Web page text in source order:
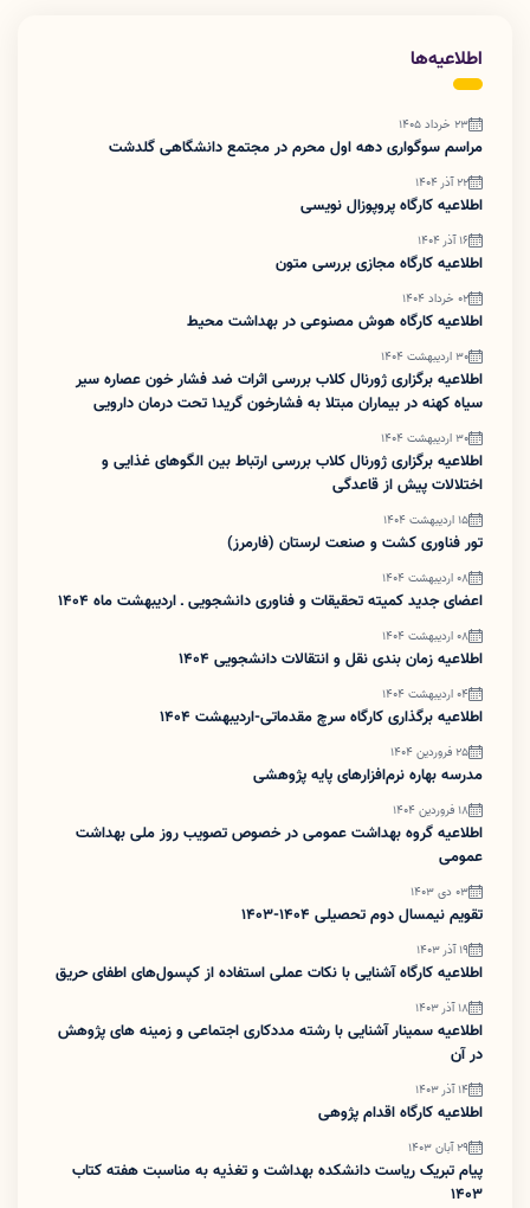
اطلاعیه‌ها
23 خرداد 1405
مراسم سوگواری دهه اول محرم در مجتمع دانشگاهی گلدشت
22 آذر 1404
اطلاعیه کارگاه پروپوزال نویسی
16 آذر 1404
اطلاعیه کارگاه مجازی بررسی متون
02 خرداد 1404
اطلاعیه کارگاه هوش مصنوعی در بهداشت محیط
30 اردیبهشت 1404
اطلاعیه برگزاری ژورنال کلاب بررسی اثرات ضد فشار خون عصاره سیر
سیاه کهنه در بیماران مبتلا به فشارخون گرید۱ تحت درمان دارویی
30 اردیبهشت 1404
اطلاعیه برگزاری ژورنال کلاب بررسی ارتباط بین الگوهای غذایی و
اختلالات پیش از قاعدگی
15 اردیبهشت 1404
تور فناوری کشت و صنعت لرستان (فارمرز)
08 اردیبهشت 1404
اعضای جدید کمیته تحقیقات و فناوری دانشجویی ـ اردیبهشت ماه 1404
08 اردیبهشت 1404
اطلاعیه زمان بندی نقل و انتقالات دانشجویی 1404
04 اردیبهشت 1404
اطلاعیه برگذاری کارگاه سرچ مقدماتی-اردیبهشت 1404
25 فروردین 1404
مدرسه بهاره نرم‌افزارهای پایه پژوهشی
18 فروردین 1404
اطلاعیه گروه بهداشت عمومی در خصوص تصویب روز ملی بهداشت
عمومی
03 دی 1403
تقویم نیمسال دوم تحصیلی 1404-1403
19 آذر 1403
اطلاعیه کارگاه آشنایی با نکات عملی استفاده از کپسول‌های اطفای حریق
18 آذر 1403
اطلاعیه سمینار آشنایی با رشته مددکاری اجتماعی و زمینه های پژوهش
در آن
14 آذر 1403
اطلاعیه کارگاه اقدام پژوهی
29 آبان 1403
پیام تبریک ریاست دانشکده بهداشت و تغذیه به مناسبت هفته کتاب
1403